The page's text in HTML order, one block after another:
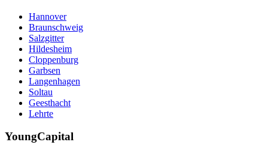
Hannover
Braunschweig
Salzgitter
Hildesheim
Cloppenburg
Garbsen
Langenhagen
Soltau
Geesthacht
Lehrte
YoungCapital